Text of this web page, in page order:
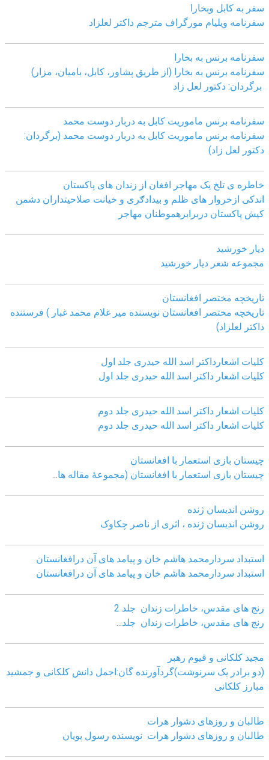
سفر به کابل وبخارا
سفرنامه ویلیام مورگراف مترجم داکتر لعلزاد
سفرنامه برنس به بخارا
سفرنامه برنس به بخارا (از طریق پشاور، کابل، بامیان، مزار)
برگردان: دکتور لعل زاد
سفرنامه برنس ماموریت کابل به دربار دوست محمد
سفرنامه برنس ماموریت کابل به دربار دوست محمد (برگردان:
دکتور لعل زاد)
خاطره ی تلخ یک مھاجر افغان از زندان ھای پاکستان
اندکی ازخروار ھای ظلم و بیدادګری و خیانت صلاحیتداران دشمن
کیش پاکستان دربرابرھموطنان مھاجر
دیار خورشید
مجموعه شعر دیار خورشید
تاریخچه مختصر افغانستان
تاریخچه مختصر افغانستان نویسنده میر غلام محمد غبار ) فرستنده
داکتر لعلزاد)
کلیات اشعارداکتر اسد الله حیدری جلد اول
کلیات اشعار داکتر اسد الله حیدری جلد اول
کلیات اشعار داکتر اسد الله حیدری جلد دوم
کلیات اشعار داکتر اسد الله حیدری جلد دوم
چيستان بازی استعمار با افغانستان
چيستان بازی استعمار با افغانستان (مجموعۀ مقاله ها
روشن اندیسان ژنده
روشن اندیسان ژنده ، اثری از ناصر چکاوک
استبداد سردارمحمد هاشم خان و پیامد های آن درافغانستان
استبداد سردارمحمد هاشم خان و پیامد های آن درافغانستان
رنج های مقدس، خاطرات زندان جلد 2
رنج های مقدس، خاطرات زندان جلد
مجید کلکانی و قیوم رهبر
(دو برادر یک سرنوشت)گردآورنده گان:اجمل دانش کلکانی و جمشید
مبارز کلکانی
طالبان و روزهای دشوار هرات
طالبان و روزهای دشوار هرات نویسنده رسول پویان